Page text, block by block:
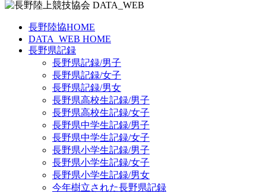
長野陸協HOME
DATA_WEB HOME
長野県記録
長野県記録/男子
長野県記録/女子
長野県記録/男女
長野県高校生記録/男子
長野県高校生記録/女子
長野県中学生記録/男子
長野県中学生記録/女子
長野県小学生記録/男子
長野県小学生記録/女子
長野県小学生記録/男女
今年樹立された長野県記録